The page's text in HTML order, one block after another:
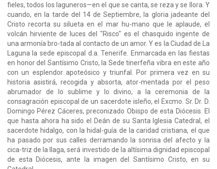
fieles, todos los laguneros—en el que se canta, se reza y se llora. Y
cuando, en la tarde del 14 de Septiembre, la gloria jadeante del
Cristo recorta su silueta en el mar hu-mano que le aplaude, el
volcán hirviente de luces del "Risco" es el chasquido ingente de
una armonía bro-tada al contacto de un amor. Y es la Ciudad de La
Laguna la sede episcopal d.a. Tenerife. Enmarcada en las fiestas
en honor del Santísimo Cristo, la Sede tinerfeña vibra en este año
con un esplendor apoteósico y triunfal. Por primera vez en su
historia asistirá, recogida y absorta, ator-mentada por el peso
abrumador de lo sublime y lo divino, a la ceremonia de la
consagración episcopal de un sacerdote isleño, el Excmo. Sr. Dr. D.
Domingo Pérez Cáceres, preconizado Obispo de esta Diócesis. El
que hasta ahora ha sido el Deán de su Santa Iglesia Catedral, el
sacerdote hidalgo, con la hidal-guía de la caridad cristiana, el que
ha pasado por sus calles derramando la sonrisa del afecto y la
cica-triz de la llaga, será investido de la altísima dignidad episcopal
de esta Diócesis, ante la imagen del Santísimo Cristo, en su